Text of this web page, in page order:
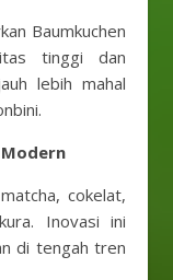
Baumkuchen
tinggi dan
lebih mahal
cokelat,
Inovasi ini
di tengah tren